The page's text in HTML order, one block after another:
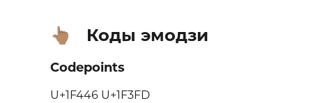
👆🏽 Коды эмодзи
Codepoints
U+1F446 U+1F3FD